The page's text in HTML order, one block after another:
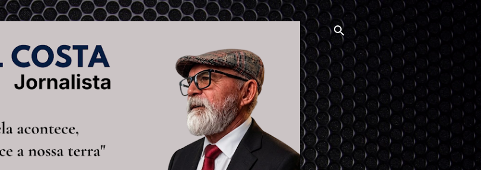
Pular para o conteúdo principal